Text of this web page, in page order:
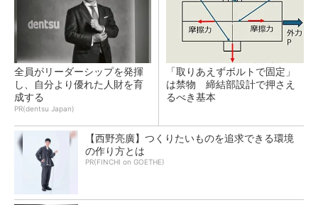
全員がリーダーシップを発揮
し、自分より優れた人財を育
成する
PR(dentsu Japan)
「取りあえずボルトで固定」
は禁物 締結部設計で押さえ
るべき基本
【西野亮廣】つくりたいものを追求できる環境
の作り方とは
PR(FINCHI on GOETHE)